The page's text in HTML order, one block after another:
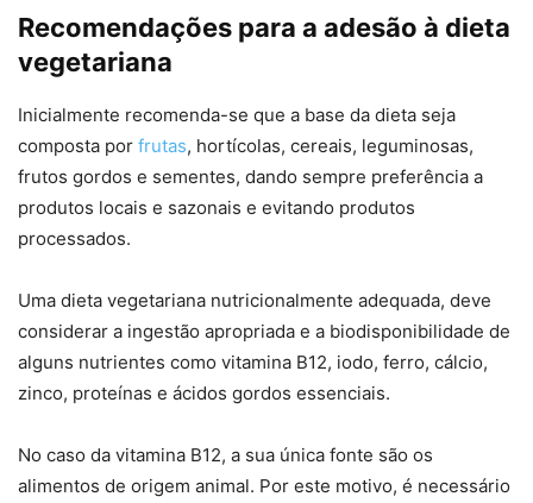
Recomendações para a adesão à dieta
vegetariana
Inicialmente recomenda-se que a base da dieta seja
composta por frutas, hortícolas, cereais, leguminosas,
frutos gordos e sementes, dando sempre preferência a
produtos locais e sazonais e evitando produtos
processados.
Uma dieta vegetariana nutricionalmente adequada, deve
considerar a ingestão apropriada e a biodisponibilidade de
alguns nutrientes como vitamina B12, iodo, ferro, cálcio,
zinco, proteínas e ácidos gordos essenciais.
No caso da vitamina B12, a sua única fonte são os
alimentos de origem animal. Por este motivo, é necessário